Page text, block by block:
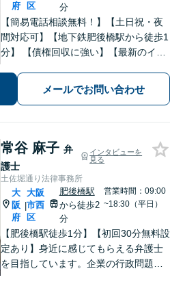
府
区
分
【簡易電話相談無料！】【土日祝・夜
間対応可】【地下鉄肥後橋駅から徒歩1
分】 【債権回収に強い】【最新のイン
けで解決することもよくあります。ま
ずはお気軽にご相談下さい。【ビデオ
メールでお問い合わせ
常谷 麻子 弁
護士
インタビューを
見る
土佐堀通り法律事務所
大
阪
府
|
大阪
市西
区
肥後橋駅
から徒歩2
分
営業時間：09:00
~18:30（平日）
【肥後橋駅徒歩1分】【初回30分無料設
定あり】身近に感じてもらえる弁護士
を目指しています。企業の行政問題／